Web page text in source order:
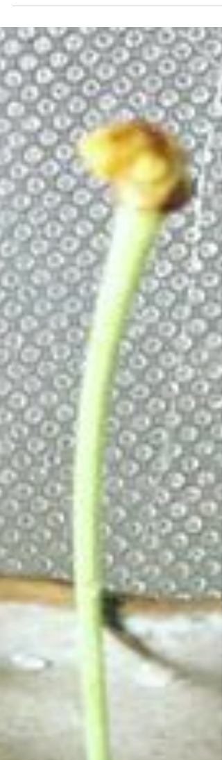
た。 主治医の言葉を70年経た今でも大切に
抱え暮らしています。 「あなたの心臓は
〝ヒビ割れた茶碗”のようなものだ。但し、
だ。丈夫な茶碗でも乱暴に扱...